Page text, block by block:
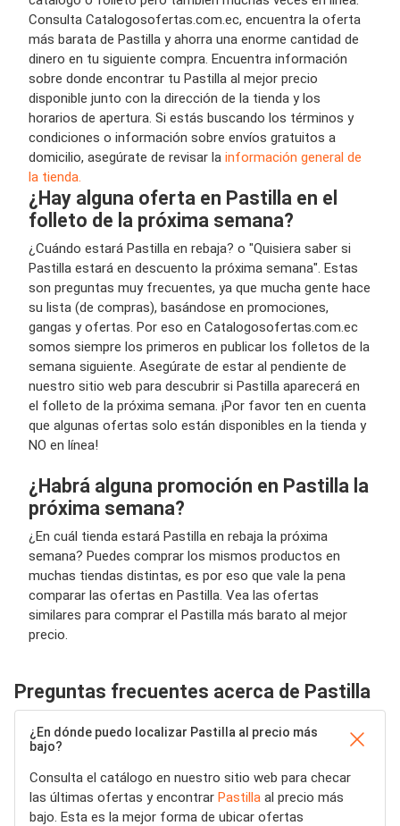
Consulta Catalogosofertas.com.ec, encuentra la oferta
más barata de Pastilla y ahorra una enorme cantidad de
dinero en tu siguiente compra. Encuentra información
sobre donde encontrar tu Pastilla al mejor precio
disponible junto con la dirección de la tienda y los
horarios de apertura. Si estás buscando los términos y
condiciones o información sobre envíos gratuitos a
domicilio, asegúrate de revisar la información general de
la tienda.
¿Hay alguna oferta en Pastilla en el
folleto de la próxima semana?
¿Cuándo estará Pastilla en rebaja? o "Quisiera saber si
Pastilla estará en descuento la próxima semana". Estas
son preguntas muy frecuentes, ya que mucha gente hace
su lista (de compras), basándose en promociones,
gangas y ofertas. Por eso en Catalogosofertas.com.ec
somos siempre los primeros en publicar los folletos de la
semana siguiente. Asegúrate de estar al pendiente de
nuestro sitio web para descubrir si Pastilla aparecerá en
el folleto de la próxima semana. ¡Por favor ten en cuenta
que algunas ofertas solo están disponibles en la tienda y
NO en línea!
¿Habrá alguna promoción en Pastilla la
próxima semana?
¿En cuál tienda estará Pastilla en rebaja la próxima
semana? Puedes comprar los mismos productos en
muchas tiendas distintas, es por eso que vale la pena
comparar las ofertas en Pastilla. Vea las ofertas
similares para comprar el Pastilla más barato al mejor
precio.
Preguntas frecuentes acerca de Pastilla
¿En dónde puedo localizar Pastilla al precio más
bajo?
Consulta el catálogo en nuestro sitio web para checar
las últimas ofertas y encontrar Pastilla al precio más
bajo. Esta es la mejor forma de ubicar ofertas